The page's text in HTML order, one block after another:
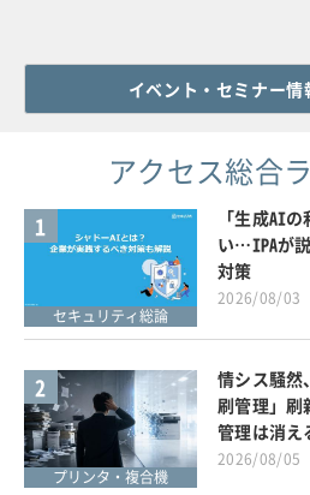
イベント・セミナー
アクセス総合
1
セキュリティ総論
「生成AI
い…IPAが
対策
2026/08/03
2
プリンタ・複合機
情シス騒然
刷管理」刷
管理は消え
2026/08/05